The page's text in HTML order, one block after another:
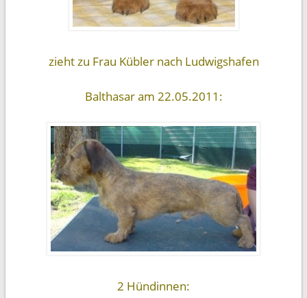
zieht zu Frau Kübler nach Ludwigshafen
Balthasar am 22.05.2011:
2 Hündinnen: